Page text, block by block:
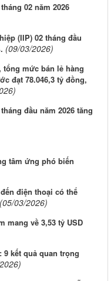
02 năm 2026
(IIP) 02 tháng đầu
(09/03/2026)
tổng mức bán lẻ hàng
đạt 78.046,3 tỷ đồng,
đầu năm 2026 tăng
tâm ứng phó biến
điện thoại có thể
(05/03/2026)
mang về 3,53 tỷ USD
9 kết quả quan trọng